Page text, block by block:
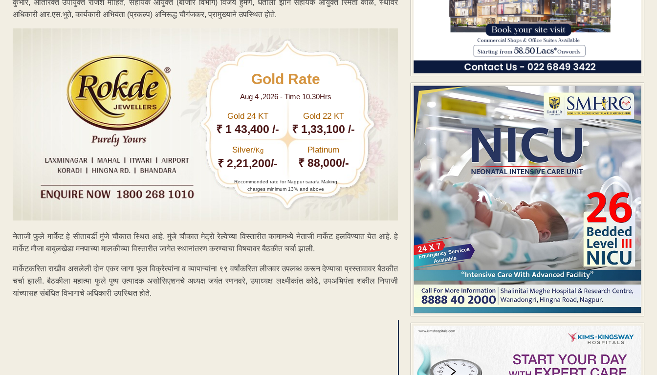
कुंभारे, अतिरिक्त उपायुक्त राजेश मोहिते, सहायक आयुक्त (बाजार विभाग) विजय हुमणे, धंतोली झोन सहायक आयुक्त स्मिता काळे, स्थावर
अधिकारी आर.एस.भुते, कार्यकारी अभियंता (प्रकल्प) अनिरूद्ध चौगंजकर, प्रामुख्याने उपस्थित होते.
Gold Rate
Aug 4 ,2026 - Time 10.30Hrs
Gold 24 KT
₹ 1 43,400 /-
Gold 22 KT
₹ 1,33,100 /-
Silver/Kg
₹ 2,21,200/-
Platinum
₹ 88,000/-
Recommended rate for Nagpur sarafa Making
charges minimum 13% and above
नेताजी फुले मार्केट हे सीताबर्डी मुंजे चौकात स्थित आहे. मुंजे चौकात मेट्रो रेल्वेच्या विस्तारीत कामामध्ये नेताजी मार्केट हलविण्यात येत आहे. हे
मार्केट मौजा बाबुलखेडा मनपाच्या मालकीच्या विस्तारीत जागेत स्थानांतरण करण्याचा विषयावर बैठकीत चर्चा झाली.
मार्केटकरिता राखीव असलेली दोन एकर जागा फूल विक्रेत्यांना व व्यापाऱ्यांना ९९ वर्षांकरिता लीजवर उपलब्ध करून देण्याचा प्रस्तावावर बैठकीत
चर्चा झाली. बैठकीला महात्मा फुले पुष्प उत्पादक असोसिएशनचे अध्यक्ष जयंत रणनवरे, उपाध्यक्ष लक्ष्मीकांत कोढे, उपअभियंता शकील नियाजी
यांच्यासह संबंधित विभागाचे अधिकारी उपस्थित होते.